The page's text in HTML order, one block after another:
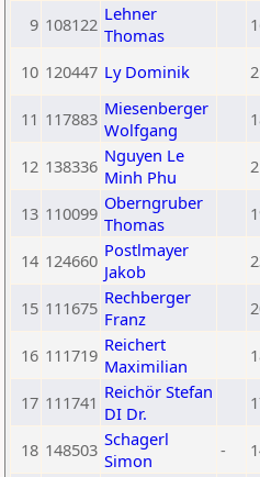
9 108122 Lehner
Thomas
10 120447 Ly Dominik
11 117883 Miesenberger
Wolfgang
12 138336 Nguyen Le
Minh Phu
13 110099 Oberngruber
Thomas
14 124660 Postlmayer
Jakob
15 111675 Rechberger
Franz
16 111719 Reichert
Maximilian
17 111741 Reichör Stefan
DI Dr.
18 148503 Schagerl
Simon
-